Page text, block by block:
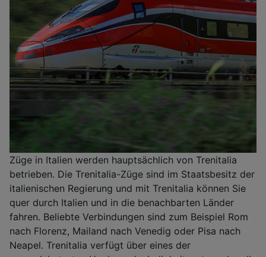
Züge in Italien werden hauptsächlich von Trenitalia
betrieben. Die Trenitalia-Züge sind im Staatsbesitz der
italienischen Regierung und mit Trenitalia können Sie
quer durch Italien und in die benachbarten Länder
fahren. Beliebte Verbindungen sind zum Beispiel Rom
nach Florenz, Mailand nach Venedig oder Pisa nach
Neapel. Trenitalia verfügt über eines der